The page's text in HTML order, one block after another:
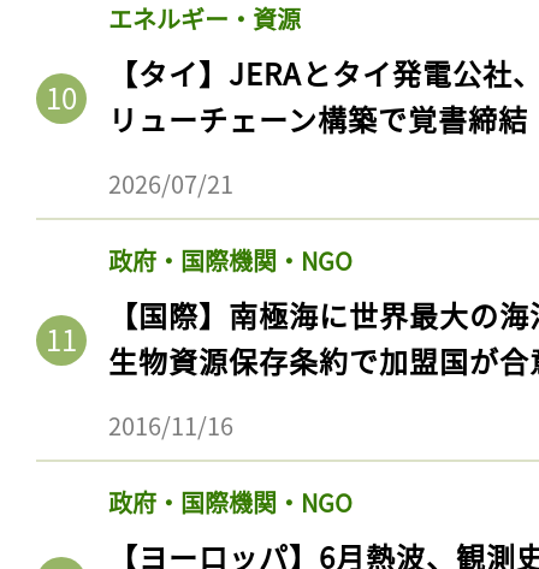
エネルギー・資源
【タイ】JERAとタイ発電公社
リューチェーン構築で覚書締結
2026/07/21
政府・国際機関・NGO
【国際】南極海に世界最大の
生物資源保存条約で加盟国が合
2016/11/16
政府・国際機関・NGO
【ヨーロッパ】6月熱波、観